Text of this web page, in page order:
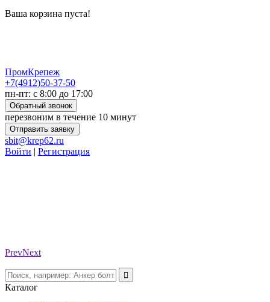
Ваша корзина пуста!
ПромКрепеж
+7(4912)50-37-50
пн-пт: с 8:00 до 17:00
Обратный звонок
перезвоним в течение 10 минут
Отправить заявку
sbit@krep62.ru
Войти | Регистрация
PrevNext
Каталог